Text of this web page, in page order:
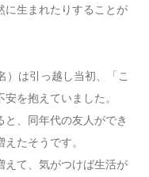
に生まれたりすることが
は引っ越し当初、「こ
を抱えていました。
、同年代の友人ができ
たそうです。
えて、気がつけば生活が